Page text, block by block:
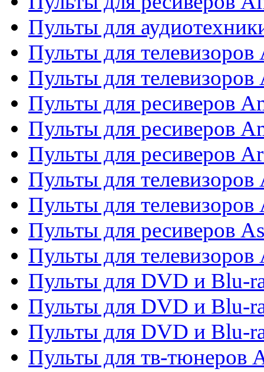
Пульты для
Пульты для
Пульты для
Пульты для ресиверов
Пульты для ресиверов
Пульты для ресиверов
Пульты для
Пульты для телевизоров
Пульты для ресиверов
Пульты для телевизоров
Пульты для DVD и Blu-
Пульты для DVD и Blu-
Пульты для DVD и Blu-
Пульты для тв-тюнеров